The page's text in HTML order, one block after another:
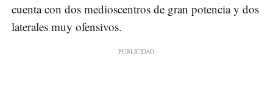
cuenta con dos medioscentros de gran potencia y dos
laterales muy ofensivos.